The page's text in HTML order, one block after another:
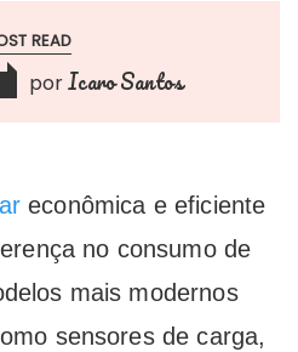
READ
porIcaro Santos
econômica e eficiente
no consumo de
mais modernos
sensores de carga,